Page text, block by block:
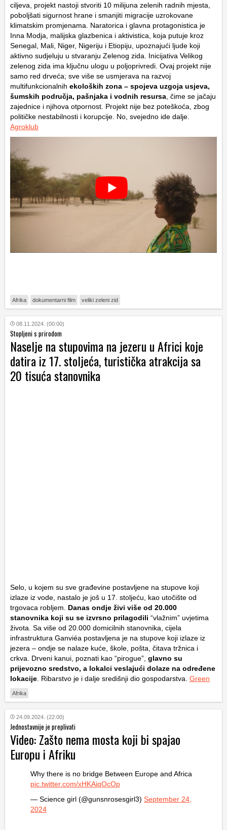
ciljeva, projekt nastoji stvoriti 10 milijuna zelenih radnih mjesta,
poboljšati sigurnost hrane i smanjiti migracije uzrokovane
klimatskim promjenama. Naratorica i glavna protagonistica je
Inna Modja, malijska glazbenica i aktivistica, koja putuje kroz
Senegal, Mali, Niger, Nigeriju i Etiopiju, upoznajući ljude koji
aktivno sudjeluju u stvaranju Zelenog zida. Inicijativa Velikog
zelenog zida ima ključnu ulogu u poljoprivredi. Ovaj projekt nije
samo red drveća; sve više se usmjerava na razvoj
multifunkcionalnih ekoloških zona – spojeva uzgoja usjeva,
šumskih područja, pašnjaka i vodnih resursa , čime se jačaju
zajednice i njihova otpornost. Projekt nije bez poteškoća, zbog
političke nestabilnosti i korupcije. No, svejedno ide dalje.
Agroklub
Afrika dokumentarni film veliki zeleni zid
08.11.2024. (00:00)
Stopljeni s prirodom
Naselje na stupovima na jezeru u Africi koje
datira iz 17. stoljeća, turistička atrakcija sa
20 tisuća stanovnika
Selo, u kojem su sve građevine postavljene na stupove koji
izlaze iz vode, nastalo je još u 17. stoljeću, kao utočište od
trgovaca robljem. Danas ondje živi više od 20.000
stanovnika koji su se izvrsno prilagodili “vlažnim” uvjetima
života. Sa više od 20.000 domicilnih stanovnika, cijela
infrastruktura Ganviéa postavljena je na stupove koji izlaze iz
jezera – ondje se nalaze kuće, škole, pošta, čitava tržnica i
crkva. Drveni kanui, poznati kao “pirogue”, glavno su
prijevozno sredstvo, a lokalci veslajući dolaze na određene
lokacije . Ribarstvo je i dalje središnji dio gospodarstva. Green
Afrika
24.09.2024. (22:00)
Jednostavnije je preplivati
Video: Zašto nema mosta koji bi spajao
Europu i Afriku
Why there is no bridge Between Europe and Africa
pic.twitter.com/xHKAiqOcOp
— Science girl (@gunsnrosesgirl3) September 24,
2024